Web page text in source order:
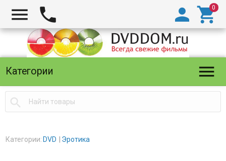
  

Категории 

Категории: DVD Эротика